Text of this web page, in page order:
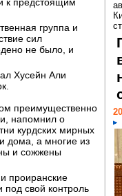
группа и
сил
не было, и
Хусейн Али
преимущественно
напомнил о
курдских мирных
дома, а многие из
и сожжены
проиранские
свой контроль